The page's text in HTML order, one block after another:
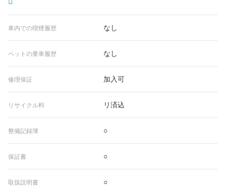
車内での喫煙履歴 なし
ペットの乗車履歴 なし
修理保証 加入可
リサイクル料 リ済込
整備記録簿 ○
保証書 ○
取扱説明書 ○